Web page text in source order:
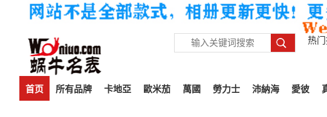
热门
首页 所有品牌 卡地亞 歐米茄 萬國 勞力士 沛納海 愛彼